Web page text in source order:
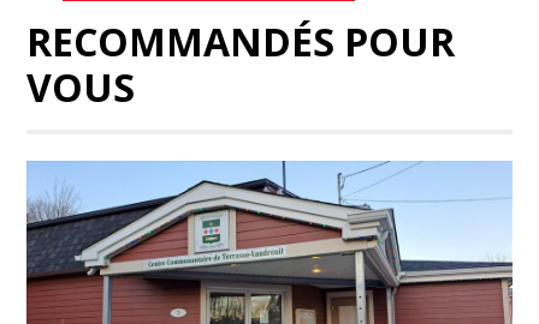
RECOMMANDÉS POUR
VOUS